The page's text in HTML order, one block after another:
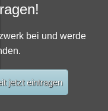
bei und werde
jetzt eintragen